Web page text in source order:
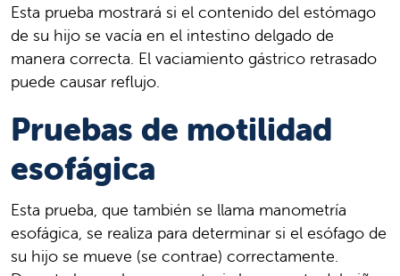
Esta prueba mostrará si el contenido del estómago
de su hijo se vacía en el intestino delgado de
manera correcta. El vaciamiento gástrico retrasado
puede causar reflujo.
Pruebas de motilidad
esofágica
Esta prueba, que también se llama manometría
esofágica, se realiza para determinar si el esófago de
su hijo se mueve (se contrae) correctamente.